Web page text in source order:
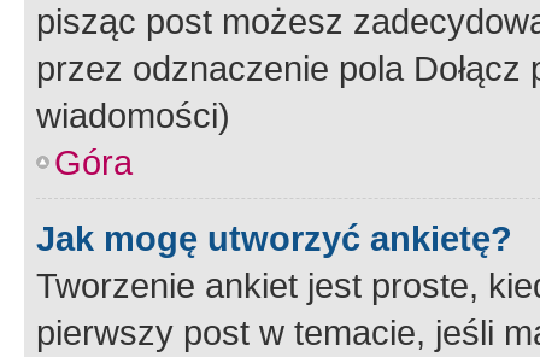
pisząc post możesz
przez odznaczenie pola
wiadomości)
Góra
Jak mogę utworzyć ankietę?
Tworzenie ankiet jest proste,
pierwszy post w temacie, jeśli